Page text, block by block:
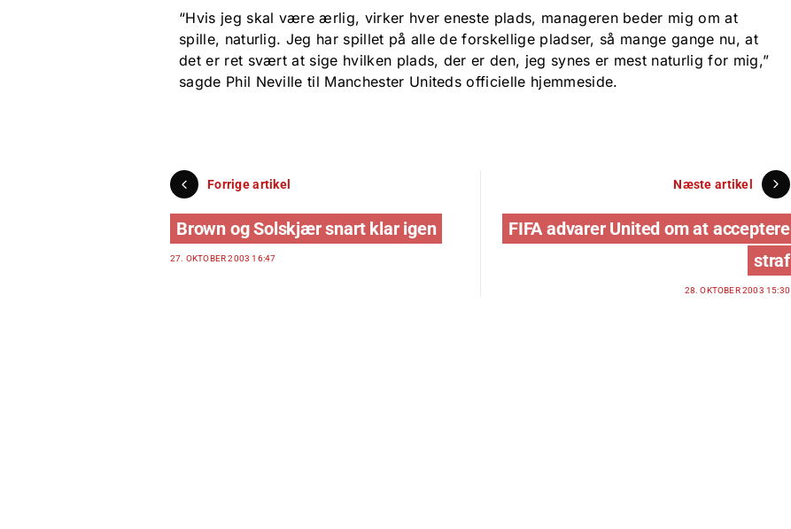
“Hvis jeg skal være ærlig, virker hver eneste plads, manageren beder mig om at
spille, naturlig. Jeg har spillet på alle de forskellige pladser, så mange gange nu, at
det er ret svært at sige hvilken plads, der er den, jeg synes er mest naturlig for mig,”
sagde Phil Neville til Manchester Uniteds officielle hjemmeside.
Forrige artikel
Brown og Solskjær snart klar igen
27. OKTOBER 2003 16:47
Næste artikel
FIFA advarer United om at acceptere
straf
28. OKTOBER 2003 15:30